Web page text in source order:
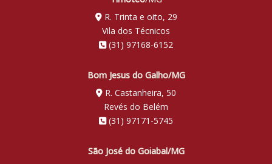
R. Trinta e oito, 29
Vila dos Técnicos
(31) 97168-6152
Bom Jesus do Galho/MG
R. Castanheira, 50
Revés do Belém
(31) 97171-5745
São José do Goiabal/MG